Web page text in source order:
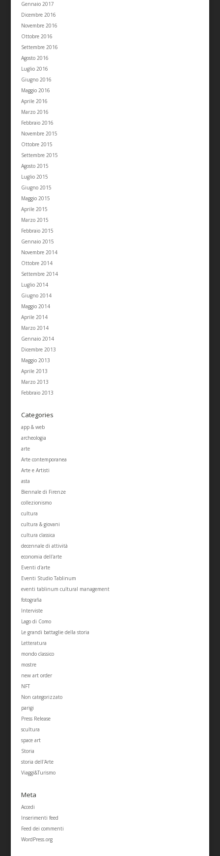
Gennaio 2017
Dicembre 2016
Novembre 2016
Ottobre 2016
Settembre 2016
Agosto 2016
Luglio 2016
Giugno 2016
Maggio 2016
Aprile 2016
Marzo 2016
Febbraio 2016
Novembre 2015
Ottobre 2015
Settembre 2015
Agosto 2015
Luglio 2015
Giugno 2015
Maggio 2015
Aprile 2015
Marzo 2015
Febbraio 2015
Gennaio 2015
Novembre 2014
Ottobre 2014
Settembre 2014
Luglio 2014
Giugno 2014
Maggio 2014
Aprile 2014
Marzo 2014
Gennaio 2014
Dicembre 2013
Maggio 2013
Aprile 2013
Marzo 2013
Febbraio 2013
Categories
app & web
archeologia
arte
Arte contemporanea
Arte e Artisti
asta
Biennale di Firenze
collezionismo
cultura
cultura & giovani
cultura classica
decennale di attività
economia dell'arte
Eventi d'arte
Eventi Studio Tablinum
eventi tablinum cultural management
fotografia
Interviste
Lago di Como
Le grandi battaglie della storia
Letteratura
mondo classico
mostre
new art order
NFT
Non categorizzato
parigi
Press Release
scultura
space art
Storia
storia dell'Arte
Viaggi&Turismo
Meta
Accedi
Inserimenti feed
Feed dei commenti
WordPress.org